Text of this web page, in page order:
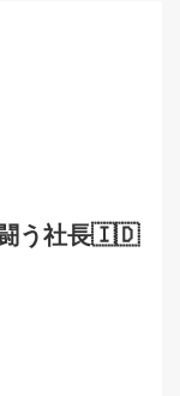
闘う社長🇮🇩